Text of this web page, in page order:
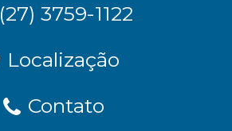
(27) 3759-1122
Localização
Contato